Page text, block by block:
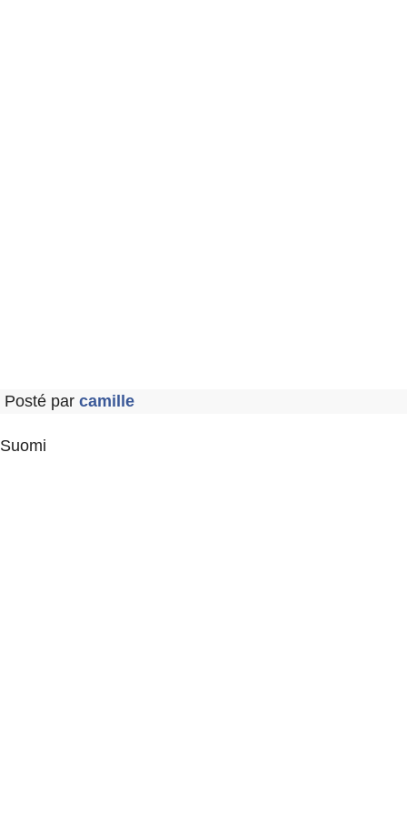
Posté par camille
Suomi